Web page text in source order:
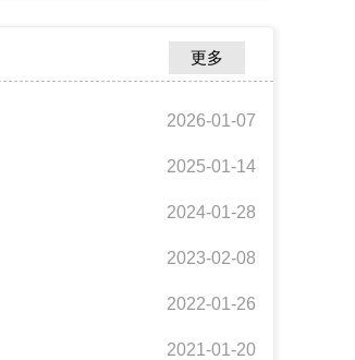
更多
2026-01-07
2025-01-14
2024-01-28
2023-02-08
2022-01-26
2021-01-20